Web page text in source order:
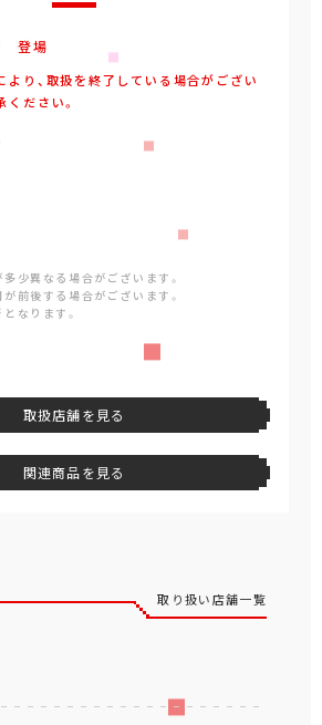
登場
り、取扱を終了している場合がござい
ださい。
少異なる場合がございます。
前後する場合がございます。
なります。
取扱店舗を見る
関連商品を見る
取り扱い店舗一覧